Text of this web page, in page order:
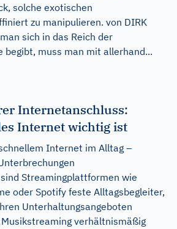
solche exotischen
zu manipulieren. von DIRK
sich in das Reich der
begibt, muss man mit allerhand...
Internetanschluss:
Internet wichtig ist
Internet im Alltag –
Streamingplattformen wie
oder Spotify feste Alltagsbegleiter,
Unterhaltungsangeboten
verhältnismäßig